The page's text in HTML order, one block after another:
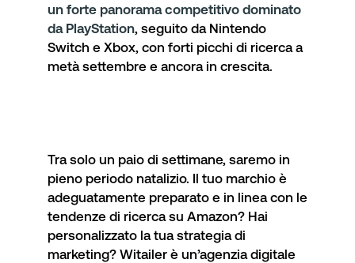
un forte panorama competitivo dominato
da PlayStation, seguito da Nintendo
Switch e Xbox, con forti picchi di ricerca a
metà settembre e ancora in crescita.
Tra solo un paio di settimane, saremo in
pieno periodo natalizio. Il tuo marchio è
adeguatamente preparato e in linea con le
tendenze di ricerca su Amazon? Hai
personalizzato la tua strategia di
marketing? Witailer è un’agenzia digitale